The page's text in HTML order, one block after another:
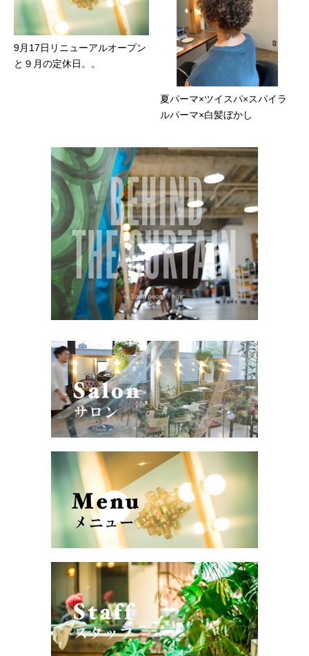
9月17日リニューアルオープン
と９月の定休日。。
夏パーマ×ツイスパ×スパイラ
ルパーマ×白髪ぼかし